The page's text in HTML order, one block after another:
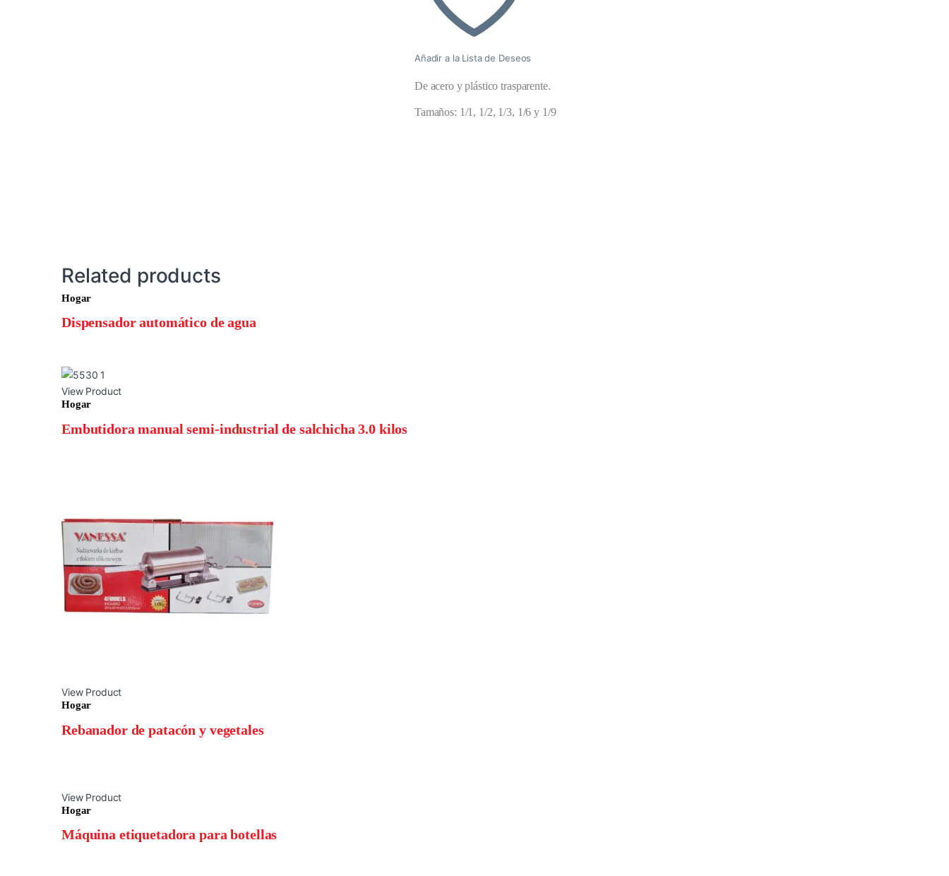
Añadir a la Lista de Deseos
De acero y plástico trasparente.
Tamaños: 1/1, 1/2, 1/3, 1/6 y 1/9
Related products
Hogar
Dispensador automático de agua
View Product
Hogar
Embutidora manual semi-industrial de salchicha 3.0 kilos
View Product
Hogar
Rebanador de patacón y vegetales
View Product
Hogar
Máquina etiquetadora para botellas